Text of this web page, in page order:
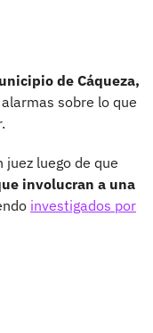
de Cáqueza,
sobre lo que
luego de que
involucran a una
investigados por